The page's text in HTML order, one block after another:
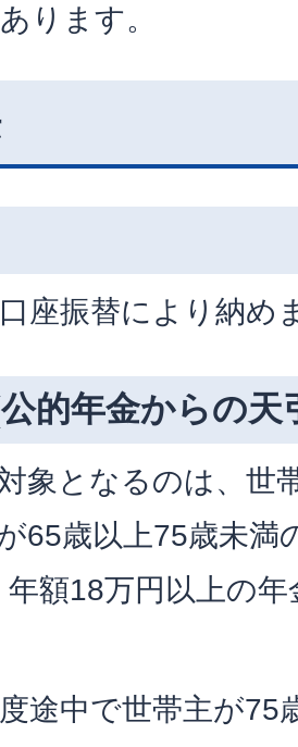
ります。
座振替により納め
的年金からの天
象となるのは、世
65歳以上75歳未満
年額18万円以上の
途中で世帯主が75